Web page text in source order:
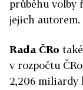
průběhu volby
jejich autorem.
Rada ČRo
v rozpočtu
2,206 miliardy